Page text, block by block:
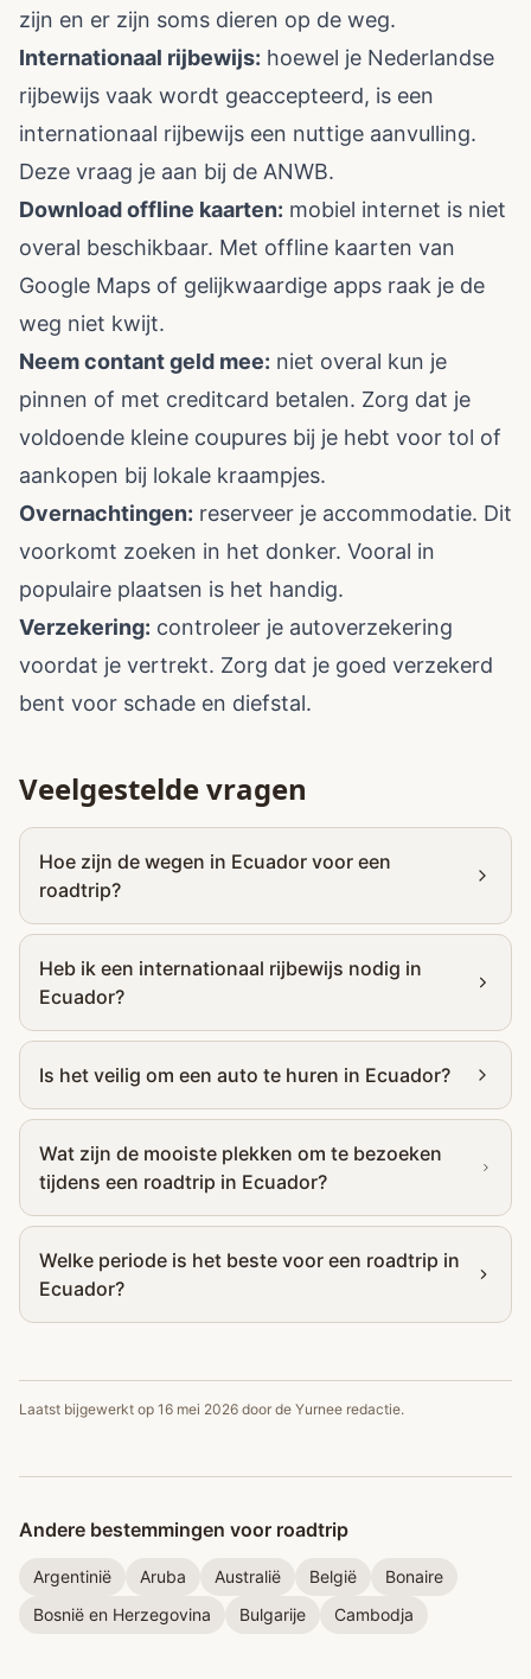
zijn en er zijn soms dieren op de weg.
Internationaal rijbewijs: hoewel je Nederlandse
rijbewijs vaak wordt geaccepteerd, is een
internationaal rijbewijs een nuttige aanvulling.
Deze vraag je aan bij de ANWB.
Download offline kaarten: mobiel internet is niet
overal beschikbaar. Met offline kaarten van
Google Maps of gelijkwaardige apps raak je de
weg niet kwijt.
Neem contant geld mee: niet overal kun je
pinnen of met creditcard betalen. Zorg dat je
voldoende kleine coupures bij je hebt voor tol of
aankopen bij lokale kraampjes.
Overnachtingen: reserveer je accommodatie. Dit
voorkomt zoeken in het donker. Vooral in
populaire plaatsen is het handig.
Verzekering: controleer je autoverzekering
voordat je vertrekt. Zorg dat je goed verzekerd
bent voor schade en diefstal.
Veelgestelde vragen
Hoe zijn de wegen in Ecuador voor een
roadtrip?
Heb ik een internationaal rijbewijs nodig in
Ecuador?
Is het veilig om een auto te huren in Ecuador?
Wat zijn de mooiste plekken om te bezoeken
tijdens een roadtrip in Ecuador?
Welke periode is het beste voor een roadtrip in
Ecuador?
Laatst bijgewerkt op 16 mei 2026 door de Yurnee redactie.
Andere bestemmingen voor roadtrip
Argentinië Aruba Australië België
Bonaire
Bosnië en Herzegovina
Bulgarije Cambodja